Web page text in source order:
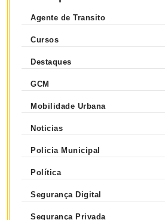
Agente de Transito
Cursos
Destaques
GCM
Mobilidade Urbana
Noticias
Policia Municipal
Política
Segurança Digital
Segurança Privada